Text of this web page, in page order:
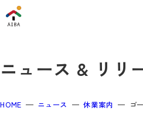
ニュース & リリ
HOME ニュース 休業案内 ゴ